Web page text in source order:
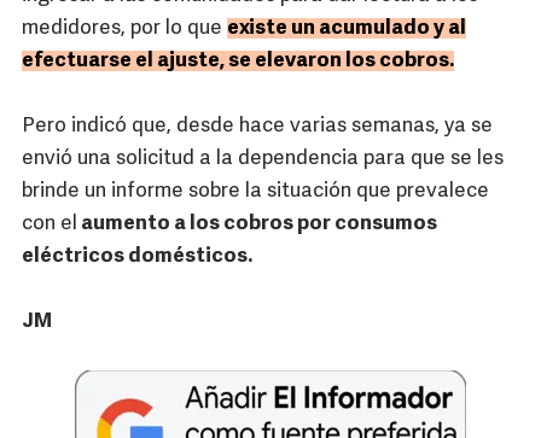
medidores, por lo que existe un acumulado y al
efectuarse el ajuste, se elevaron los cobros.
Pero indicó que, desde hace varias semanas, ya se
envió una solicitud a la dependencia para que se les
brinde un informe sobre la situación que prevalece
con el aumento a los cobros por consumos
eléctricos domésticos.
JM